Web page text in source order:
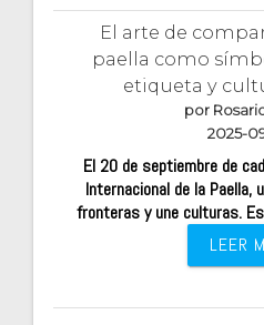
El arte de
paella como
etiqueta y
por
2025-
El 20 de septiembre de
Internacional de la Paella,
fronteras y une culturas.
LEER